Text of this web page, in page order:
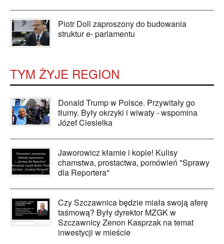
Piotr Doll zaproszony do budowania
struktur e- parlamentu
TYM ŻYJE REGION
Donald Trump w Polsce. Przywitały go
tłumy. Były okrzyki i wiwaty - wspomina
Józef Ciesielka
Jaworowicz kłamie i kopie! Kulisy
chamstwa, prostactwa, pomówień "Sprawy
dla Reportera"
Czy Szczawnica będzie miała swoją aferę
taśmową? Były dyrektor MZGK w
Szczawnicy Zenon Kasprzak na temat
inwestycji w mieście